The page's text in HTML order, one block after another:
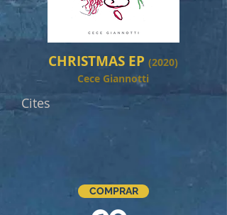
CHRISTMAS EP (2020)
Cece Giannotti
Cites
COMPRAR